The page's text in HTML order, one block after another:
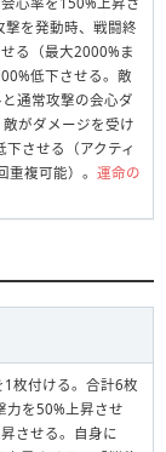
を発動時、戦闘終
る（最大2000%ま
低下させる。敵
通常攻撃の会心ダ
がダメージを受け
させる（アクティ
複可能）。 運命の
枚付ける。合計6枚
力を50%上昇させ
させる。自身に